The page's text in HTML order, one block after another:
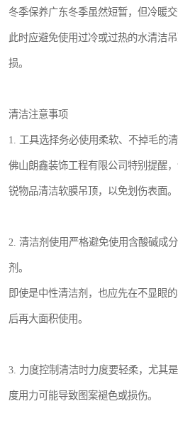
冬季保养广东冬季虽然短暂，但冷暖交
此时应避免使用过冷或过热的水清洁
损。
清洁注意事项
1. 工具选择务必使用柔软、不掉毛的清
佛山朗鑫装饰工程有限公司特别提醒
锐物品清洁软膜吊顶，以免划伤表面。
2. 清洁剂使用严格避免使用含酸碱成
剂。
即使是中性清洁剂，也应先在不显眼
后再大面积使用。
3. 力度控制清洁时力度要轻柔，尤其
度用力可能导致图案褪色或损伤。